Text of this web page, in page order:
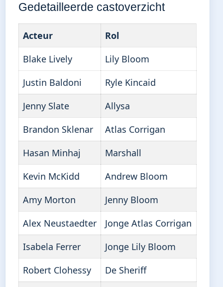
Gedetailleerde castoverzicht
Acteur
Rol
Blake Lively
Lily Bloom
Justin Baldoni
Ryle Kincaid
Jenny Slate
Allysa
Brandon Sklenar
Atlas Corrigan
Hasan Minhaj
Marshall
Kevin McKidd
Andrew Bloom
Amy Morton
Jenny Bloom
Alex Neustaedter
Jonge Atlas Corrigan
Isabela Ferrer
Jonge Lily Bloom
Robert Clohessy
De Sheriff